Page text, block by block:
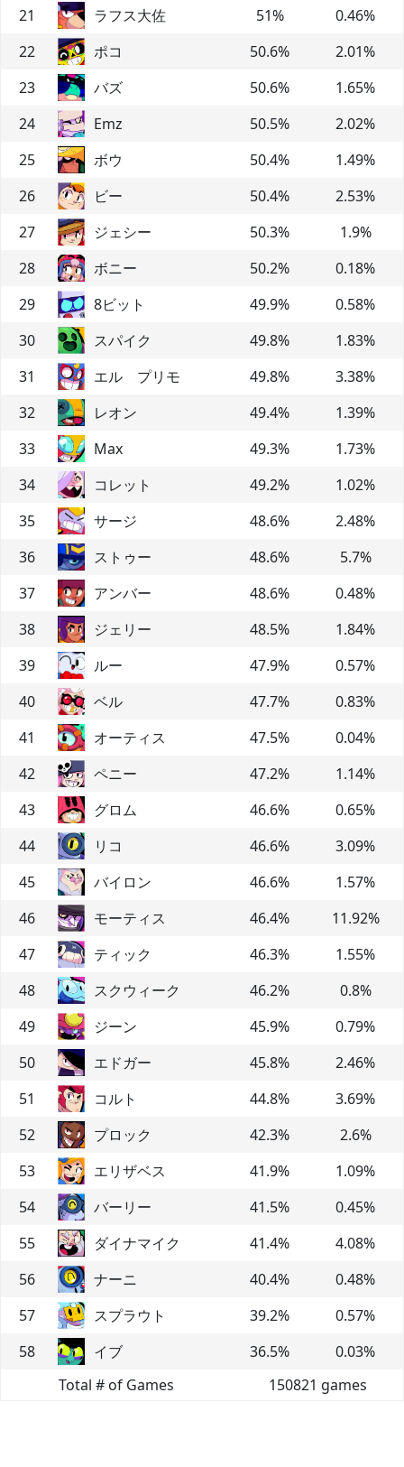
21
ラフス大佐 51% 0.46%
22
ポコ 50.6% 2.01%
23
バズ 50.6% 1.65%
24
Emz 50.5% 2.02%
25
ボウ 50.4% 1.49%
26
ビー 50.4% 2.53%
27
ジェシー 50.3% 1.9%
28
ボニー 50.2% 0.18%
29
8ビット 49.9% 0.58%
30
スパイク 49.8% 1.83%
31
エル プリモ 49.8% 3.38%
32
レオン 49.4% 1.39%
33
Max 49.3% 1.73%
34
コレット 49.2% 1.02%
35
サージ 48.6% 2.48%
36
ストゥー 48.6% 5.7%
37
アンバー 48.6% 0.48%
38
ジェリー 48.5% 1.84%
39
ルー 47.9% 0.57%
40
ベル 47.7% 0.83%
41
オーティス 47.5% 0.04%
42
ペニー 47.2% 1.14%
43
グロム 46.6% 0.65%
44
リコ 46.6% 3.09%
45
バイロン 46.6% 1.57%
46
モーティス 46.4% 11.92%
47
ティック 46.3% 1.55%
48
スクウィーク 46.2% 0.8%
49
ジーン 45.9% 0.79%
50
エドガー 45.8% 2.46%
51
コルト 44.8% 3.69%
52
プロック 42.3% 2.6%
53
エリザベス 41.9% 1.09%
54
バーリー 41.5% 0.45%
55
ダイナマイク 41.4% 4.08%
56
ナーニ 40.4% 0.48%
57
スプラウト 39.2% 0.57%
58
イブ 36.5% 0.03%
Total # of Games
150821 games